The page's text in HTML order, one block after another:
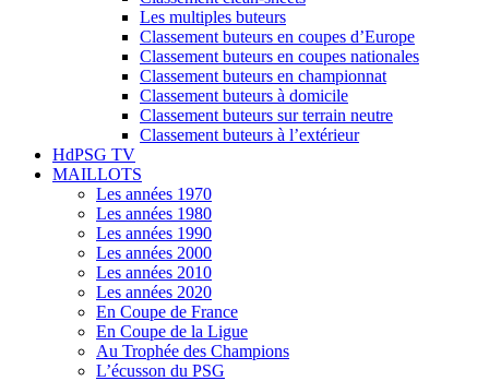
Les multiples buteurs
Classement buteurs en coupes d’Europe
Classement buteurs en coupes nationales
Classement buteurs en championnat
Classement buteurs à domicile
Classement buteurs sur terrain neutre
Classement buteurs à l’extérieur
HdPSG TV
MAILLOTS
Les années 1970
Les années 1980
Les années 1990
Les années 2000
Les années 2010
Les années 2020
En Coupe de France
En Coupe de la Ligue
Au Trophée des Champions
L’écusson du PSG